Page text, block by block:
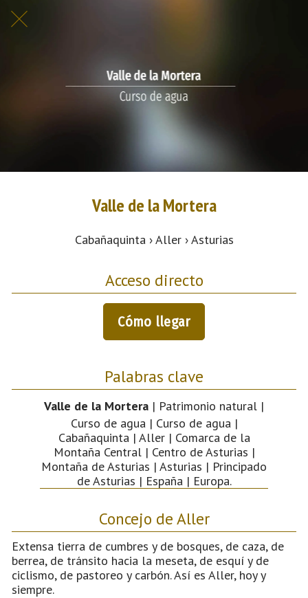
Valle de la Mortera
Cabañaquinta › Aller › Asturias
Acceso directo
Cómo llegar
Palabras clave
Valle de la Mortera | Patrimonio natural |
Curso de agua | Curso de agua |
Cabañaquinta | Aller | Comarca de la
Montaña Central | Centro de Asturias |
Montaña de Asturias | Asturias | Principado
de Asturias | España | Europa.
Concejo de Aller
Extensa tierra de cumbres y de bosques, de caza, de
berrea, de tránsito hacia la meseta, de esquí y de
ciclismo, de pastoreo y carbón. Así es Aller, hoy y
siempre.